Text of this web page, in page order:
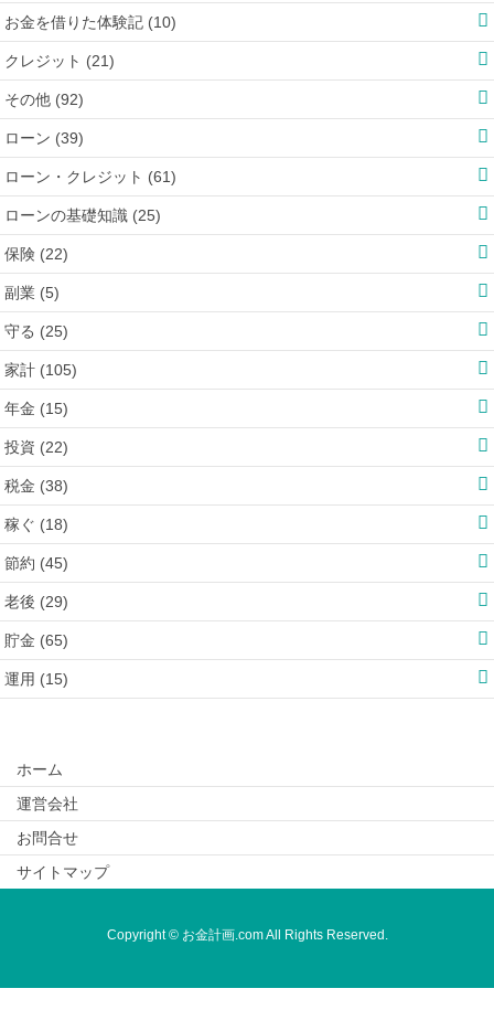
お金を借りた体験記 (10)
クレジット (21)
その他 (92)
ローン (39)
ローン・クレジット (61)
ローンの基礎知識 (25)
保険 (22)
副業 (5)
守る (25)
家計 (105)
年金 (15)
投資 (22)
税金 (38)
稼ぐ (18)
節約 (45)
老後 (29)
貯金 (65)
運用 (15)
ホーム
運営会社
お問合せ
サイトマップ
Copyright © お金計画.com All Rights Reserved.